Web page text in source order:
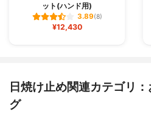
ット(ハンド用)
3.89(8)
¥12,430
日焼け止め関連カテゴリ
グ